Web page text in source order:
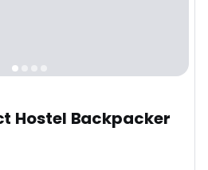
Hostel Backpacker